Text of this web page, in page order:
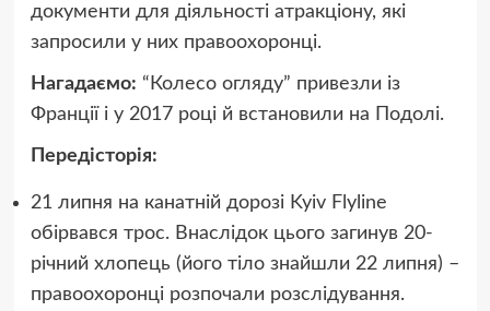
документи для діяльності атракціону, які
запросили у них правоохоронці.
Нагадаємо: “Колесо огляду” привезли із
Франції і у 2017 році й встановили на Подолі.
Передісторія:
21 липня на канатній дорозі Kyiv Flyline
обірвався трос. Внаслідок цього загинув 20-
річний хлопець (його тіло знайшли 22 липня) –
правоохоронці розпочали розслідування.